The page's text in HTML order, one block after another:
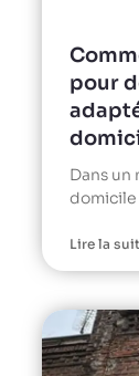
pour
Dans un
domicile
Lire la